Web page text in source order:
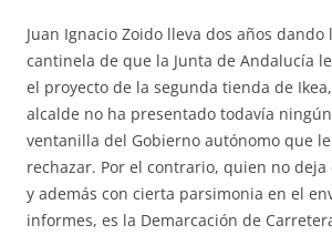
Juan Ignacio Zoido lleva dos años
cantinela de que la Junta de Andalucía
el proyecto de la segunda tienda de
alcalde no ha presentado todavía
ventanilla del Gobierno autónomo que
rechazar. Por el contrario, quien no deja
y además con cierta parsimonia en el
informes, es la Demarcación de